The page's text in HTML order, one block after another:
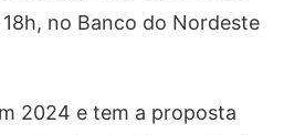
no Banco do Nordeste
2024 e tem a proposta